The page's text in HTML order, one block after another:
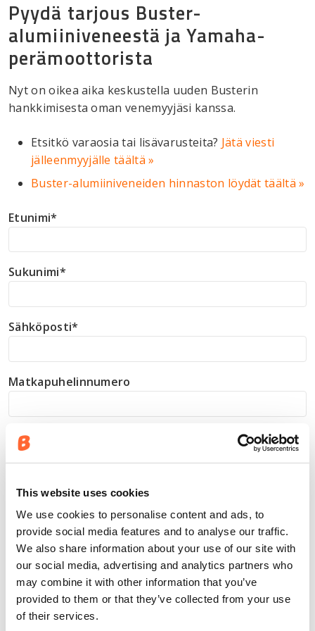
This website uses cookies
We use cookies to personalise content and ads, to
provide social media features and to analyse our traffic.
We also share information about your use of our site with
our social media, advertising and analytics partners who
may combine it with other information that you’ve
provided to them or that they’ve collected from your use
of their services.
Pyydä tarjous Buster-
alumiiniveneestä ja Yamaha-
perämoottorista
Nyt on oikea aika keskustella uuden Busterin
hankkimisesta oman venemyyjäsi kanssa.
Etsitkö varaosia tai lisävarusteita? Jätä viesti
jälleenmyyjälle täältä »
Buster-alumiiniveneiden hinnaston löydät täältä »
Etunimi*
Sukunimi*
Sähköposti*
Matkapuhelinnumero
Tahdon
Ostaa veneen
Selected Buster model
Valitse Buster-myymälä*